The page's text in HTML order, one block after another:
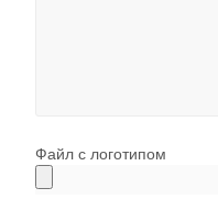
Файл с логотипом